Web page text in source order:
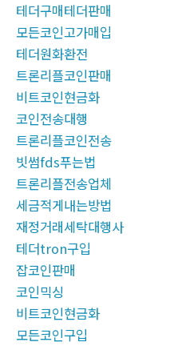
테더구매테더판매
모든코인고가매입
테더원화환전
트론리플코인판매
비트코인현금화
코인전송대행
트론리플코인전송
빗썸fds푸는법
트론리플전송업체
세금적게내는방법
재정거래세탁대행사
테더tron구입
잡코인판매
코인믹싱
비트코인현금화
모든코인구입